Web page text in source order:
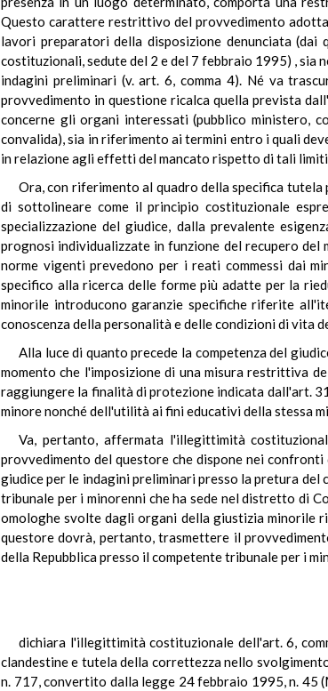
Questo carattere restrittivo del provvedimento
lavori preparatori della disposizione denunciata (dai
costituzionali, sedute del 2 e del 7 febbraio 1995) , sia
indagini preliminari (v. art. 6, comma 4). Né va
provvedimento in questione ricalca quella prevista
concerne gli organi interessati (pubblico ministero,
convalida), sia in riferimento ai termini entro i quali
in relazione agli effetti del mancato rispetto di tali
Ora, con riferimento al quadro della specifica
di sottolineare come il principio costituzionale
specializzazione del giudice, dalla prevalente
prognosi individualizzate in funzione del recupero del
norme vigenti prevedono per i reati commessi dai
specifico alla ricerca delle forme più adatte per la
minorile introducono garanzie specifiche riferite
conoscenza della personalità e delle condizioni di vita
Alla luce di quanto precede la competenza del
momento che l'imposizione di una misura restrittiva
raggiungere la finalità di protezione indicata dall'art.
minore nonché dell'utilità ai fini educativi della stessa
Va, pertanto, affermata l'illegittimità
provvedimento del questore che dispone nei
giudice per le indagini preliminari presso la pretura
tribunale per i minorenni che ha sede nel distretto di
omologhe svolte dagli organi della giustizia minorile
questore dovrà, pertanto, trasmettere il
della Repubblica presso il competente tribunale per i
dichiara l'illegittimità costituzionale dell'art. 6,
clandestine e tutela della correttezza nello
n. 717, convertito dalla legge 24 febbraio 1995, n. 45